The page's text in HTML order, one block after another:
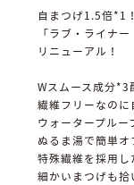
自まつげ1.5倍*1
「ラブ・ライナ
リニューアル！
Wスムース成分*3
繊維フリーなのに
ウォータープル
ぬるま湯で簡単オ
特殊繊維を採用
細かいまつげも拾